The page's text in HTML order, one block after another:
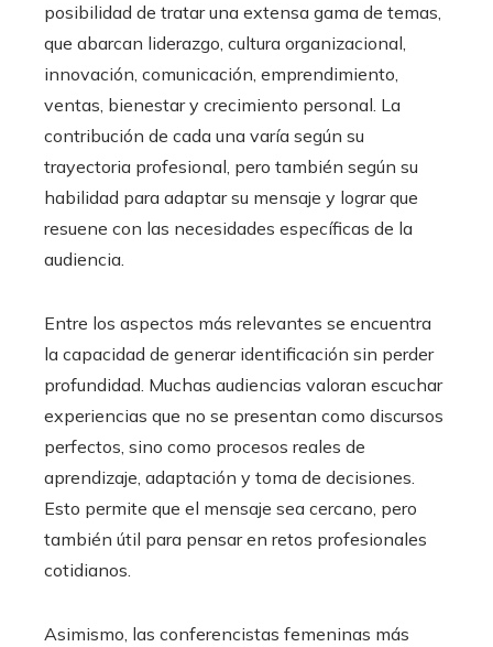
posibilidad de tratar una extensa gama de temas,
que abarcan liderazgo, cultura organizacional,
innovación, comunicación, emprendimiento,
ventas, bienestar y crecimiento personal. La
contribución de cada una varía según su
trayectoria profesional, pero también según su
habilidad para adaptar su mensaje y lograr que
resuene con las necesidades específicas de la
audiencia.
Entre los aspectos más relevantes se encuentra
la capacidad de generar identificación sin perder
profundidad. Muchas audiencias valoran escuchar
experiencias que no se presentan como discursos
perfectos, sino como procesos reales de
aprendizaje, adaptación y toma de decisiones.
Esto permite que el mensaje sea cercano, pero
también útil para pensar en retos profesionales
cotidianos.
Asimismo, las conferencistas femeninas más